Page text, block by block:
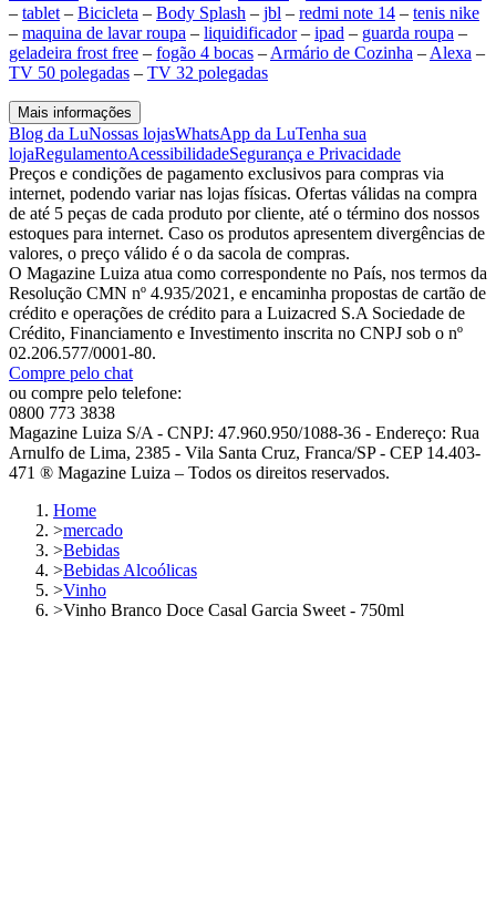
– tablet – Bicicleta – Body Splash – jbl – redmi note 14 – tenis nike
– maquina de lavar roupa – liquidificador– ipad – guarda roupa –
geladeira frost free – fogão 4 bocas – Armário de Cozinha – Alexa –
TV 50 polegadas – TV 32 polegadas
Mais informações
Blog da LuNossas lojasWhatsApp da LuTenha sua
lojaRegulamentoAcessibilidadeSegurança e Privacidade
Preços e condições de pagamento exclusivos para compras via
internet, podendo variar nas lojas físicas. Ofertas válidas na compra
de até 5 peças de cada produto por cliente, até o término dos nossos
estoques para internet. Caso os produtos apresentem divergências de
valores, o preço válido é o da sacola de compras.
O Magazine Luiza atua como correspondente no País, nos termos da
Resolução CMN nº 4.935/2021, e encaminha propostas de cartão de
crédito e operações de crédito para a Luizacred S.A Sociedade de
Crédito, Financiamento e Investimento inscrita no CNPJ sob o nº
02.206.577/0001-80.
Compre pelo chat
ou compre pelo telefone:
0800 773 3838
Magazine Luiza S/A - CNPJ: 47.960.950/1088-36 - Endereço: Rua
Arnulfo de Lima, 2385 - Vila Santa Cruz, Franca/SP - CEP 14.403-
471 ® Magazine Luiza – Todos os direitos reservados.
Home
>mercado
>Bebidas
>Bebidas Alcoólicas
>Vinho
>Vinho Branco Doce Casal Garcia Sweet - 750ml